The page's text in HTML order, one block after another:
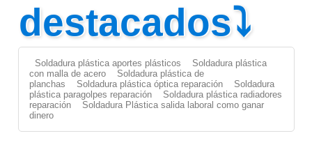
destacados⤵
Soldadura plástica aportes plásticos
Soldadura plástica
con malla de acero
Soldadura plástica de
planchas
Soldadura plástica óptica reparación
Soldadura
plástica paragolpes reparación
Soldadura plástica radiadores
reparación
Soldadura Plástica salida laboral como ganar
dinero